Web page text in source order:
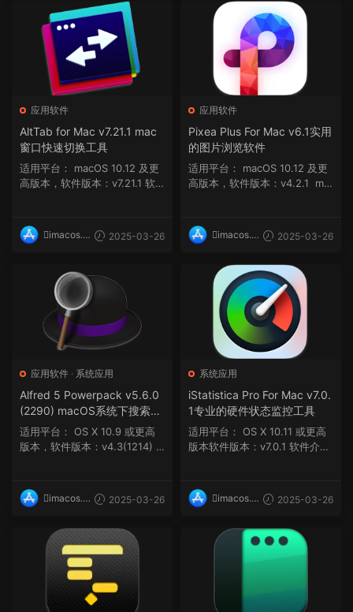
应用软件
AltTab for Mac v7.21.1 mac
窗口快速切换工具
适用平台： macOS 10.12 及更
高版本，软件版本：v7.21.1 软
imacos.t
2025-03-26
应用软件
Pixea Plus For Mac v6.1实用
的图片浏览软件
适用平台： macOS 10.12 及更
高版本，软件版本：v4.2.1 ma
imacos.t
2025-03-26
应用软件 · 系统应用
Alfred 5 Powerpack v5.6.0
(2290) macOS系统下搜索效
率神器
适用平台： OS X 10.9 或更高
版本，软件版本：v4.3(1214) m
imacos.t
2025-03-26
系统应用
iStatistica Pro For Mac v7.0.
1专业的硬件状态监控工具
适用平台： OS X 10.11 或更高
版本软件版本：v7.0.1 软件介绍
imacos.t
2025-03-26